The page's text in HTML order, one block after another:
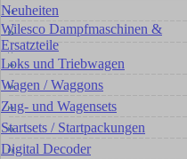
Neuheiten
Wilesco Dampfmaschinen &
Ersatzteile
Loks und Triebwagen
Wagen / Waggons
Zug- und Wagensets
Startsets / Startpackungen
Digital Decoder